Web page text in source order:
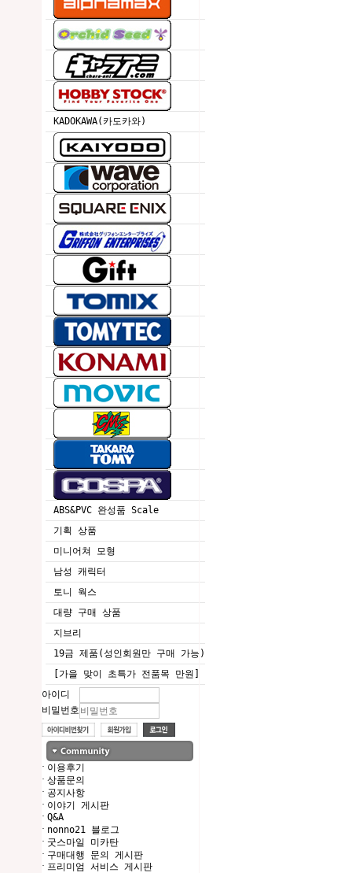
KADOKAWA(카도카와)
ABS&PVC 완성품 Scale
기획 상품
미니어쳐 모형
남성 캐릭터
토니 웍스
대량 구매 상품
지브리
19금 제품(성인회원만 구매 가능)
[가을 맞이 초특가 전품목 만원]
아이디
비밀번호
· 이용후기
· 상품문의
· 공지사항
· 이야기 게시판
· Q&A
· nonno21 블로그
· 굿스마일 미카탄
· 구매대행 문의 게시판
· 프리미엄 서비스 게시판